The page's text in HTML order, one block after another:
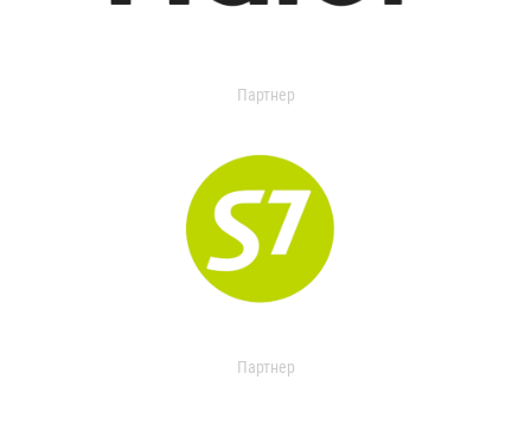
Партнер
Партнер